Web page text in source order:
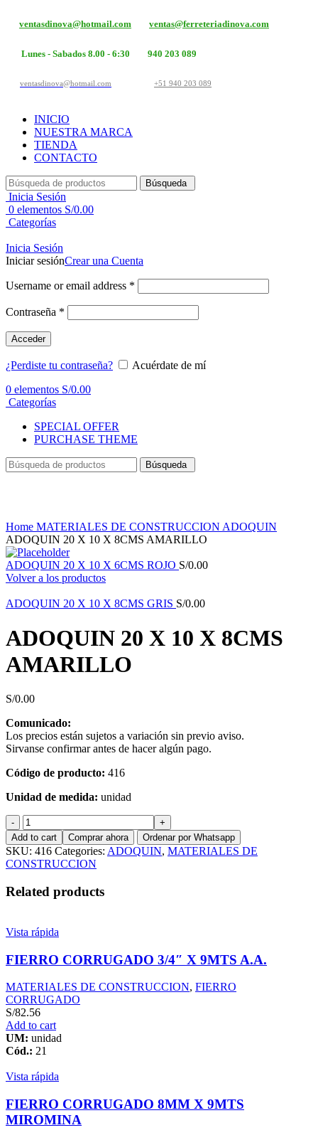
ventasdinova@hotmail.com ventas@ferreteriadinova.com
Lunes - Sabados 8.00 - 6:30 940 203 089
ventasdinova@hotmail.com +51 940 203 089
INICIO
NUESTRA MARCA
TIENDA
CONTACTO
Búsqueda
Inicia Sesión
0 elementos S/0.00
Categorías
Inicia Sesión
Iniciar sesiónCrear una Cuenta
Username or email address *
Contraseña *
Acceder
¿Perdiste tu contraseña?
Acuérdate de mí
0 elementos S/0.00
Categorías
SPECIAL OFFER
PURCHASE THEME
Búsqueda
Home MATERIALES DE CONSTRUCCION ADOQUIN
ADOQUIN 20 X 10 X 8CMS AMARILLO
ADOQUIN 20 X 10 X 6CMS ROJO S/0.00
Volver a los productos
ADOQUIN 20 X 10 X 8CMS GRIS S/0.00
ADOQUIN 20 X 10 X 8CMS
AMARILLO
S/0.00
Comunicado:
Los precios están sujetos a variación sin previo aviso.
Sirvanse confirmar antes de hacer algún pago.
Código de producto: 416
Unidad de medida: unidad
ADOQUIN
20
X
10
X
8CMS
AMARILLO
Add to cart Comprar ahora Ordenar por Whatsapp
SKU: 416 Categories: ADOQUIN, MATERIALES DE
CONSTRUCCION
Related products
Vista rápida
FIERRO CORRUGADO 3/4″ X 9MTS A.A.
MATERIALES DE CONSTRUCCION, FIERRO
CORRUGADO
S/82.56
Add to cart
UM: unidad
Cód.: 21
Vista rápida
FIERRO CORRUGADO 8MM X 9MTS
MIROMINA